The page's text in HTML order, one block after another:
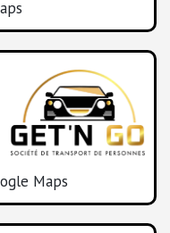
Maps